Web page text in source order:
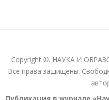
Copyright ©. НАУКА И
Все права защищены.